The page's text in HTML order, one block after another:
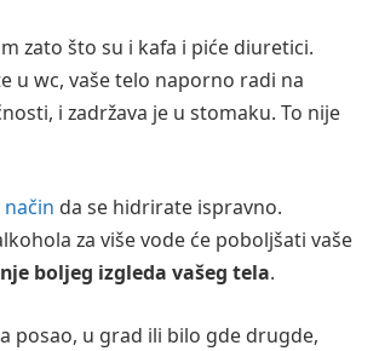
zato što su i kafa i piće diuretici.
u wc, vaše telo naporno radi na
i zadržava je u stomaku. To nije
da se hidrirate ispravno.
za više vode će poboljšati vaše
boljeg izgleda vašeg tela.
posao, u grad ili bilo gde drugde,